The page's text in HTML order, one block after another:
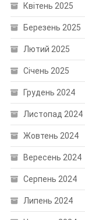
Квітень 2025
Березень 2025
Лютий 2025
Січень 2025
Грудень 2024
Листопад 2024
Жовтень 2024
Вересень 2024
Серпень 2024
Липень 2024